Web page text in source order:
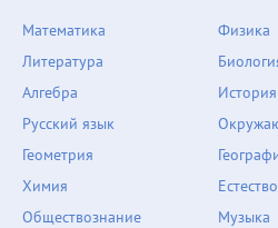
Математика
Литература
Алгебра
Русский язык
Геометрия
Химия
Физика
История
Обществознание
Музыка